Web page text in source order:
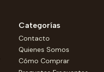
Categorías
Contacto
Quienes Somos
Cómo Comprar